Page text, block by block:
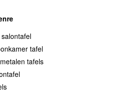
tafel
tafels